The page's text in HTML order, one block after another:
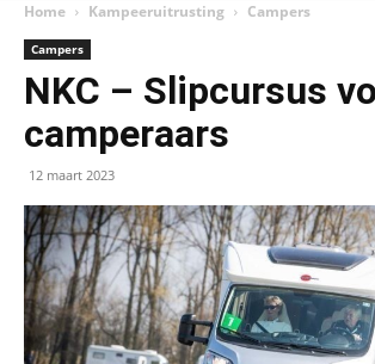
Home Kampeeruitrusting Campers
Campers
NKC – Slipcursus
camperaars
12 maart 2023